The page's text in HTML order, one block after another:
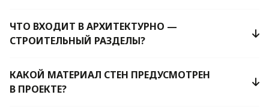
ЧТО ВХОДИТ В АРХИТЕКТУРНО —
СТРОИТЕЛЬНЫЙ РАЗДЕЛЫ?
КАКОЙ МАТЕРИАЛ СТЕН ПРЕДУСМОТРЕН
В ПРОЕКТЕ?